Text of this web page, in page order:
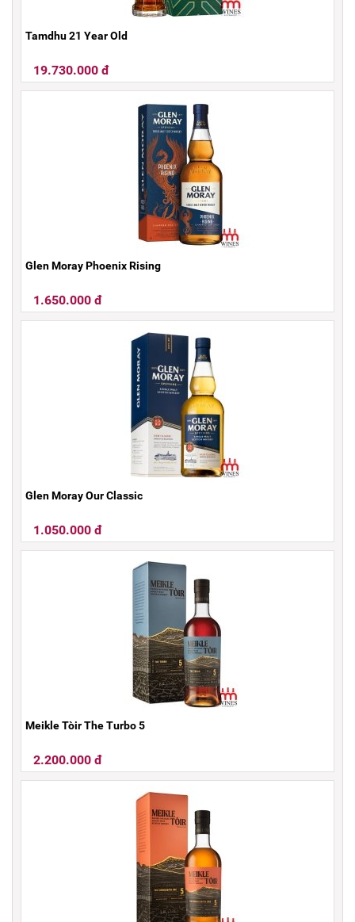
Tamdhu 21 Year Old
19.730.000 đ
Glen Moray Phoenix Rising
1.650.000 đ
Glen Moray Our Classic
1.050.000 đ
Meikle Tòir The Turbo 5
2.200.000 đ